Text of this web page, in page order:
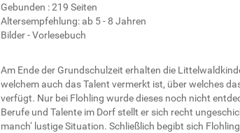
Gebunden : 219 Seiten
Altersempfehlung: ab 5 - 8 Jahren
Bilder - Vorlesebuch
Am Ende der Grundschulzeit erhalten die
welchem auch das Talent vermerkt ist, über welches
verfügt. Nur bei Flohling wurde dieses noch nicht
Berufe und Talente im Dorf stellt er sich recht
manch‘ lustige Situation. Schließlich begibt sich